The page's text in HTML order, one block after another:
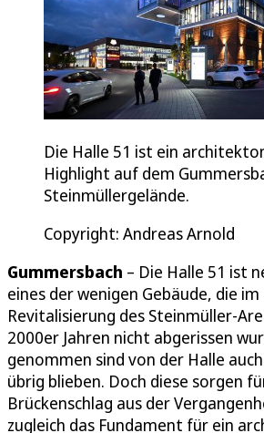
Die Halle 51 ist ein
Highlight auf dem
Steinmüllergelände.
Copyright: Andreas Arnold
Gummersbach – Die Halle 51 ist
eines der wenigen Gebäude, die
Revitalisierung des Steinmüller-
2000er Jahren nicht abgerissen
genommen sind von der Halle
übrig blieben. Doch diese sorgen
Brückenschlag aus der
zugleich das Fundament für ein